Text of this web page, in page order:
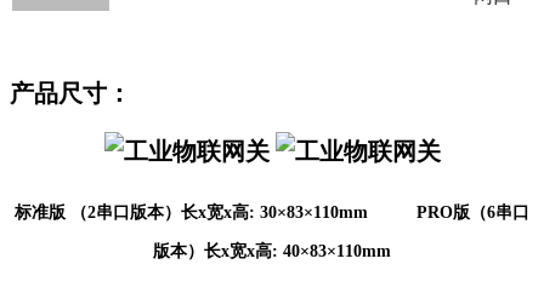
产品尺寸：
标准版 （2串口版本） 长x宽x高: 30×83×110mm PRO版（6串口
版本） 长x宽x高: 40×83×110mm